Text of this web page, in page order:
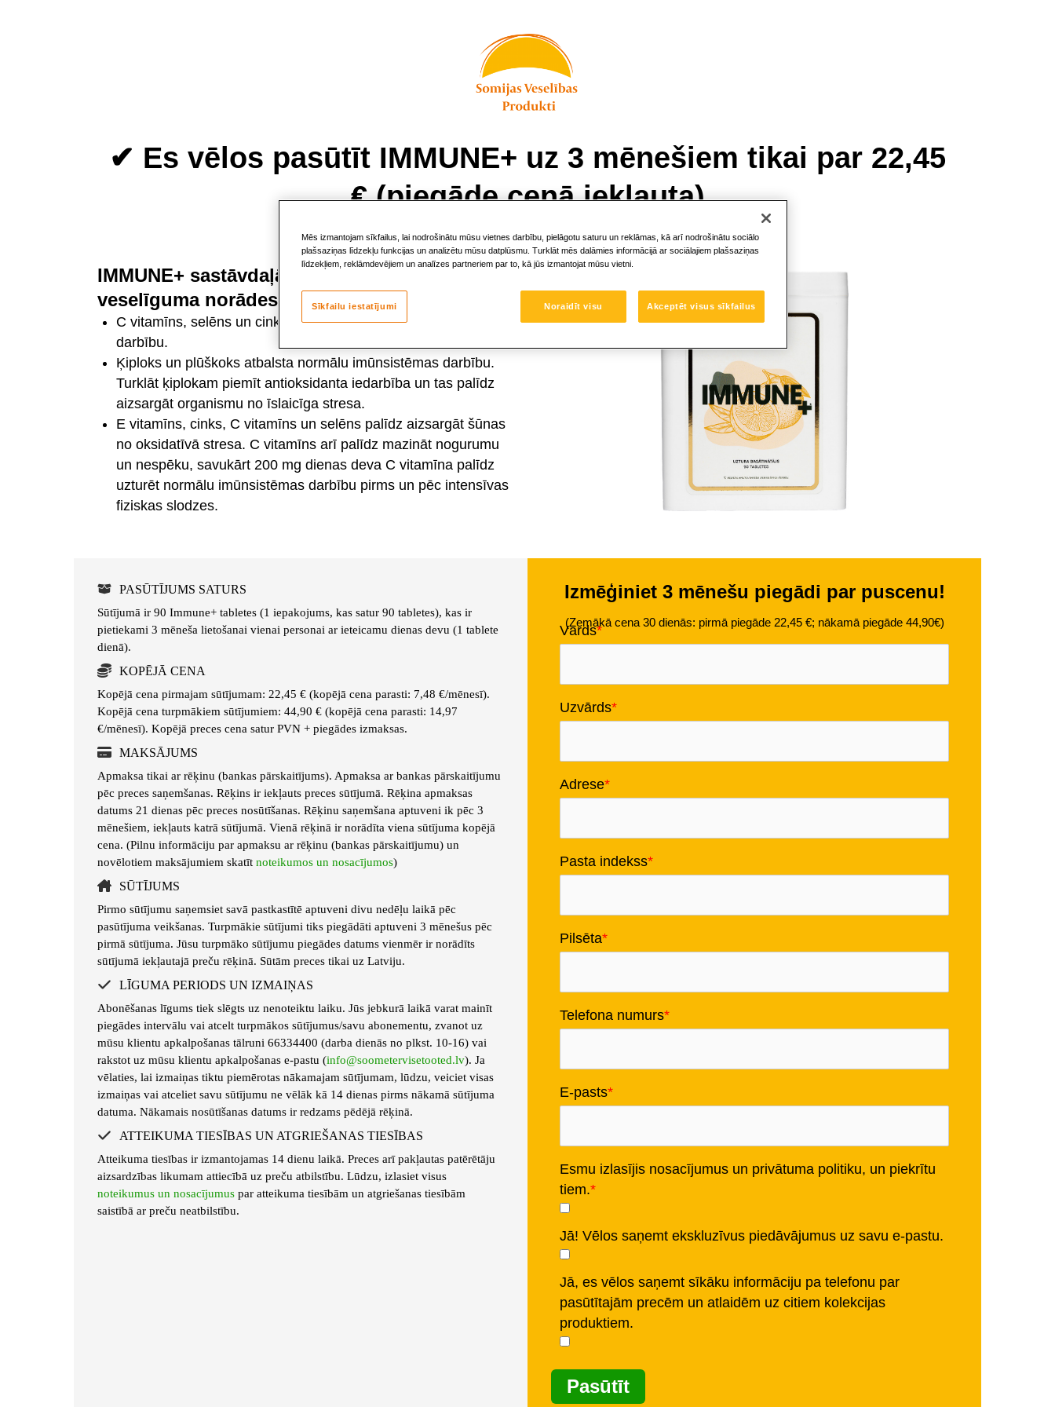
✔ Es vēlos pasūtīt IMMUNE+ uz 3 mēnešiem tikai par 22,45
€ (piegāde cenā iekļauta)
IMMUNE+ sastāvdaļām ir piešķirtas oficiālas
veselīguma norādes, tostarp:
C vitamīns, selēns un cinks veicina normālu imūnsistēmas
darbību.
Ķiploks un plūškoks atbalsta normālu imūnsistēmas darbību.
Turklāt ķiplokam piemīt antioksidanta iedarbība un tas palīdz
aizsargāt organismu no īslaicīga stresa.
E vitamīns, cinks, C vitamīns un selēns palīdz aizsargāt šūnas
no oksidatīvā stresa. C vitamīns arī palīdz mazināt nogurumu
un nespēku, savukārt 200 mg dienas deva C vitamīna palīdz
uzturēt normālu imūnsistēmas darbību pirms un pēc intensīvas
fiziskas slodzes.
PASŪTĪJUMS SATURS
Sūtījumā ir 90 Immune+ tabletes (1 iepakojums, kas satur 90 tabletes), kas ir
pietiekami 3 mēneša lietošanai vienai personai ar ieteicamu dienas devu (1 tablete
dienā).
KOPĒJĀ CENA
Kopējā cena pirmajam sūtījumam: 22,45 € (kopējā cena parasti: 7,48 €/mēnesī).
Kopējā cena turpmākiem sūtījumiem: 44,90 € (kopējā cena parasti: 14,97
€/mēnesī). Kopējā preces cena satur PVN + piegādes izmaksas.
MAKSĀJUMS
Apmaksa tikai ar rēķinu (bankas pārskaitījums). Apmaksa ar bankas pārskaitījumu
pēc preces saņemšanas. Rēķins ir iekļauts preces sūtījumā. Rēķina apmaksas
datums 21 dienas pēc preces nosūtīšanas. Rēķinu saņemšana aptuveni ik pēc 3
mēnešiem, iekļauts katrā sūtījumā. Vienā rēķinā ir norādīta viena sūtījuma kopējā
cena. (Pilnu informāciju par apmaksu ar rēķinu (bankas pārskaitījumu) un
novēlotiem maksājumiem skatīt noteikumos un nosacījumos)
SŪTĪJUMS
Pirmo sūtījumu saņemsiet savā pastkastītē aptuveni divu nedēļu laikā pēc
pasūtījuma veikšanas. Turpmākie sūtījumi tiks piegādāti aptuveni 3 mēnešus pēc
pirmā sūtījuma. Jūsu turpmāko sūtījumu piegādes datums vienmēr ir norādīts
sūtījumā iekļautajā preču rēķinā. Sūtām preces tikai uz Latviju.
LĪGUMA PERIODS UN IZMAIŅAS
Abonēšanas līgums tiek slēgts uz nenoteiktu laiku. Jūs jebkurā laikā varat mainīt
piegādes intervālu vai atcelt turpmākos sūtījumus/savu abonementu, zvanot uz
mūsu klientu apkalpošanas tālruni 66334400 (darba dienās no plkst. 10-16) vai
rakstot uz mūsu klientu apkalpošanas e-pastu (info@soometervisetooted.lv). Ja
vēlaties, lai izmaiņas tiktu piemērotas nākamajam sūtījumam, lūdzu, veiciet visas
izmaiņas vai atceliet savu sūtījumu ne vēlāk kā 14 dienas pirms nākamā sūtījuma
datuma. Nākamais nosūtīšanas datums ir redzams pēdējā rēķinā.
ATTEIKUMA TIESĪBAS UN ATGRIEŠANAS TIESĪBAS
Atteikuma tiesības ir izmantojamas 14 dienu laikā. Preces arī pakļautas patērētāju
aizsardzības likumam attiecībā uz preču atbilstību. Lūdzu, izlasiet visus
noteikumus un nosacījumus par atteikuma tiesībām un atgriešanas tiesībām
saistībā ar preču neatbilstību.
Izmēģiniet 3 mēnešu piegādi par puscenu!
(Zemākā cena 30 dienās: pirmā piegāde 22,45 €; nākamā piegāde 44,90€)
Vārds
Uzvārds
Adrese
Pasta indekss
Pilsēta
Telefona numurs
E-pasts
Esmu izlasījis nosacījumus un privātuma politiku, un piekrītu
tiem.
Jā! Vēlos saņemt ekskluzīvus piedāvājumus uz savu e-pastu.
Jā, es vēlos saņemt sīkāku informāciju pa telefonu par
pasūtītajām precēm un atlaidēm uz citiem kolekcijas
produktiem.
Pasūtīt
Mēs izmantojam sīkfailus, lai nodrošinātu mūsu vietnes darbību, pielāgotu saturu un reklāmas, kā arī nodrošinātu sociālo
plašsaziņas līdzekļu funkcijas un analizētu mūsu datplūsmu. Turklāt mēs dalāmies informācijā ar sociālajiem plašsaziņas
līdzekļiem, reklāmdevējiem un analīzes partneriem par to, kā jūs izmantojat mūsu vietni.
Sīkfailu iestatījumi Noraidīt visu Akceptēt visus sīkfailus